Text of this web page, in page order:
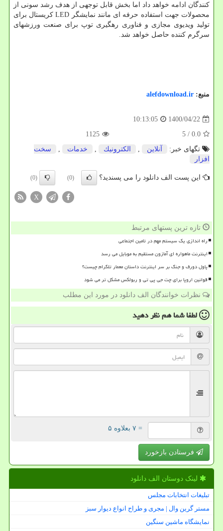
کنندگان ادامه خواهد داد اما بخش قابل توجهی از هدف رشد سونی از
محصولات جهت استفاده حرفه ای مانند نمایشگر LED کریستال برای
تولید ویدیوی مجازی و فناوری رهگیری توپ برای صنعت ورزشهای
سرگرم کننده حاصل خواهد شد.
منبع: alefdownload.ir
1400/04/22
10:13:05
0.0
/ 5
1125
تگهای خبر:
آنلاین , الكترونیك , خدمات ,
سخت
افزار
این پست الف دانلود را می پسندید؟ (0)
(0)
X
تازه ترین پستهای مرتبط
راه اندازی یک سیستم مهم در تامین اجتماعی
اینترنت ماهواره ای آمازون مستقیم به موبایل می رسد
پاول دورف و جنگ بر سر اینترنت داستان معمار تلگرام چیست؟
قوانین اروپا برای چت جی پی تی و ربولکس مشکل تر می شود
نظرات خوانندگان الف دانلود در مورد این مطلب
لطفا شما همنظر دهید
= ۷ بعلاوه ۵
فرستادن بازخورد
لینک دوستان الف دانلود
تبلیغات انتخابات مجلس
مستر گرین وال | مجری و طراح انواع دیوار سبز
نمایشگاه ماشین سنگین